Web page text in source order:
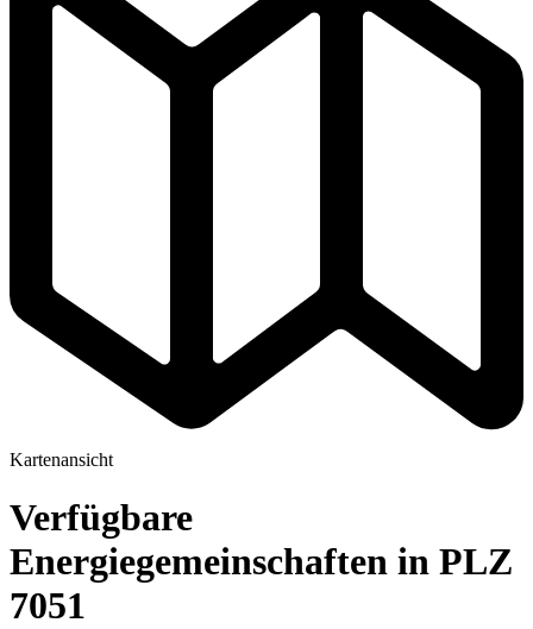
Kartenansicht
Verfügbare
Energiegemeinschaften in PLZ
7051